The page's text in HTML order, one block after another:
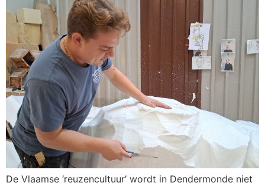
De Vlaamse ‘reuzencultuur’ wordt in Dendermonde niet